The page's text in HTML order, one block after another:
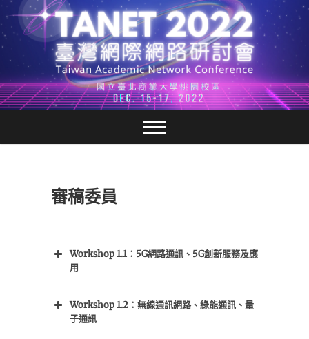
跳
至
主
要
容
審稿委員
Workshop 1.1：5G網路通訊、5G創新服務及應
用
Workshop 1.2：無線通訊網路、綠能通訊、量
子通訊